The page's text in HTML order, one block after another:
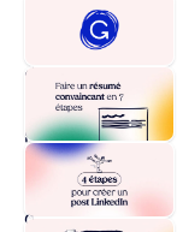
médias
diffuser
des
publicités
et
toucher
des